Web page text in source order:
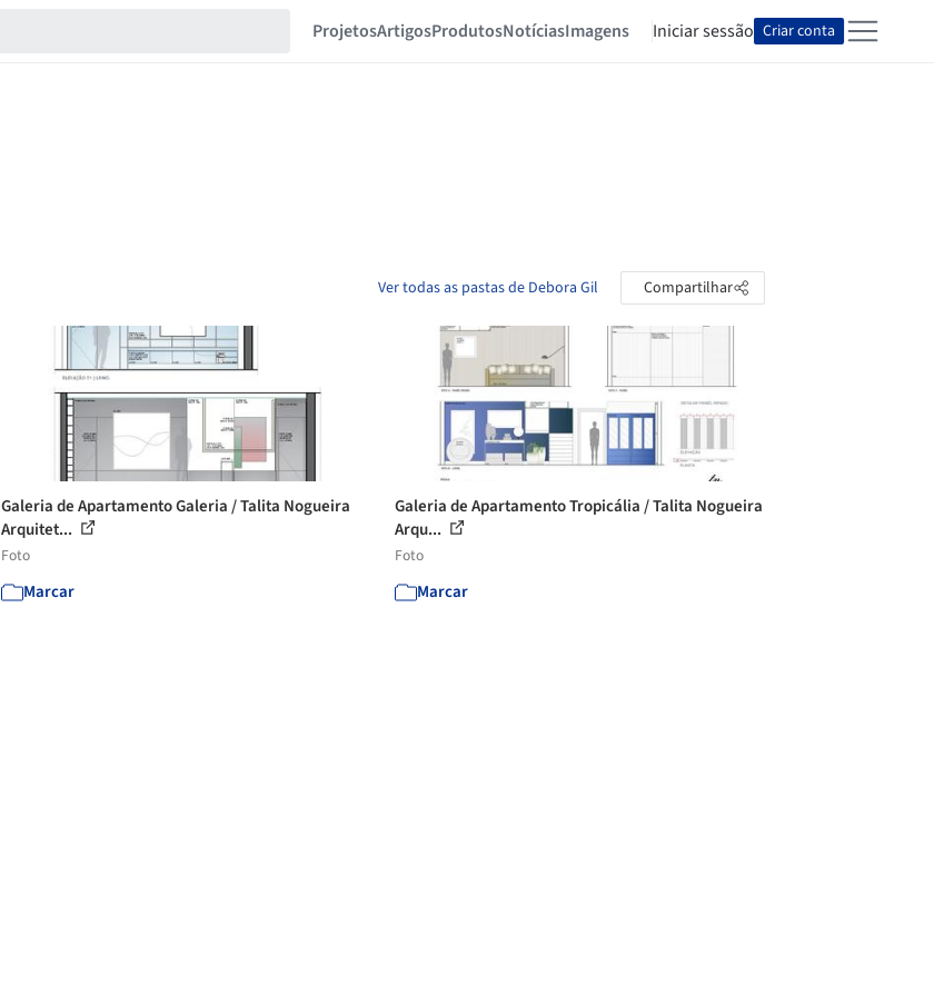
ProjetosArtigosProdutosNotíciasImagens Iniciar sessão Criar conta
Ver todas as pastas de Debora Gil Compartilhar
Galeria de Apartamento Galeria / Talita Nogueira
Arquitet...
Foto
Marcar
Galeria de Apartamento Tropicália / Talita Nogueira
Arqu...
Foto
Marcar